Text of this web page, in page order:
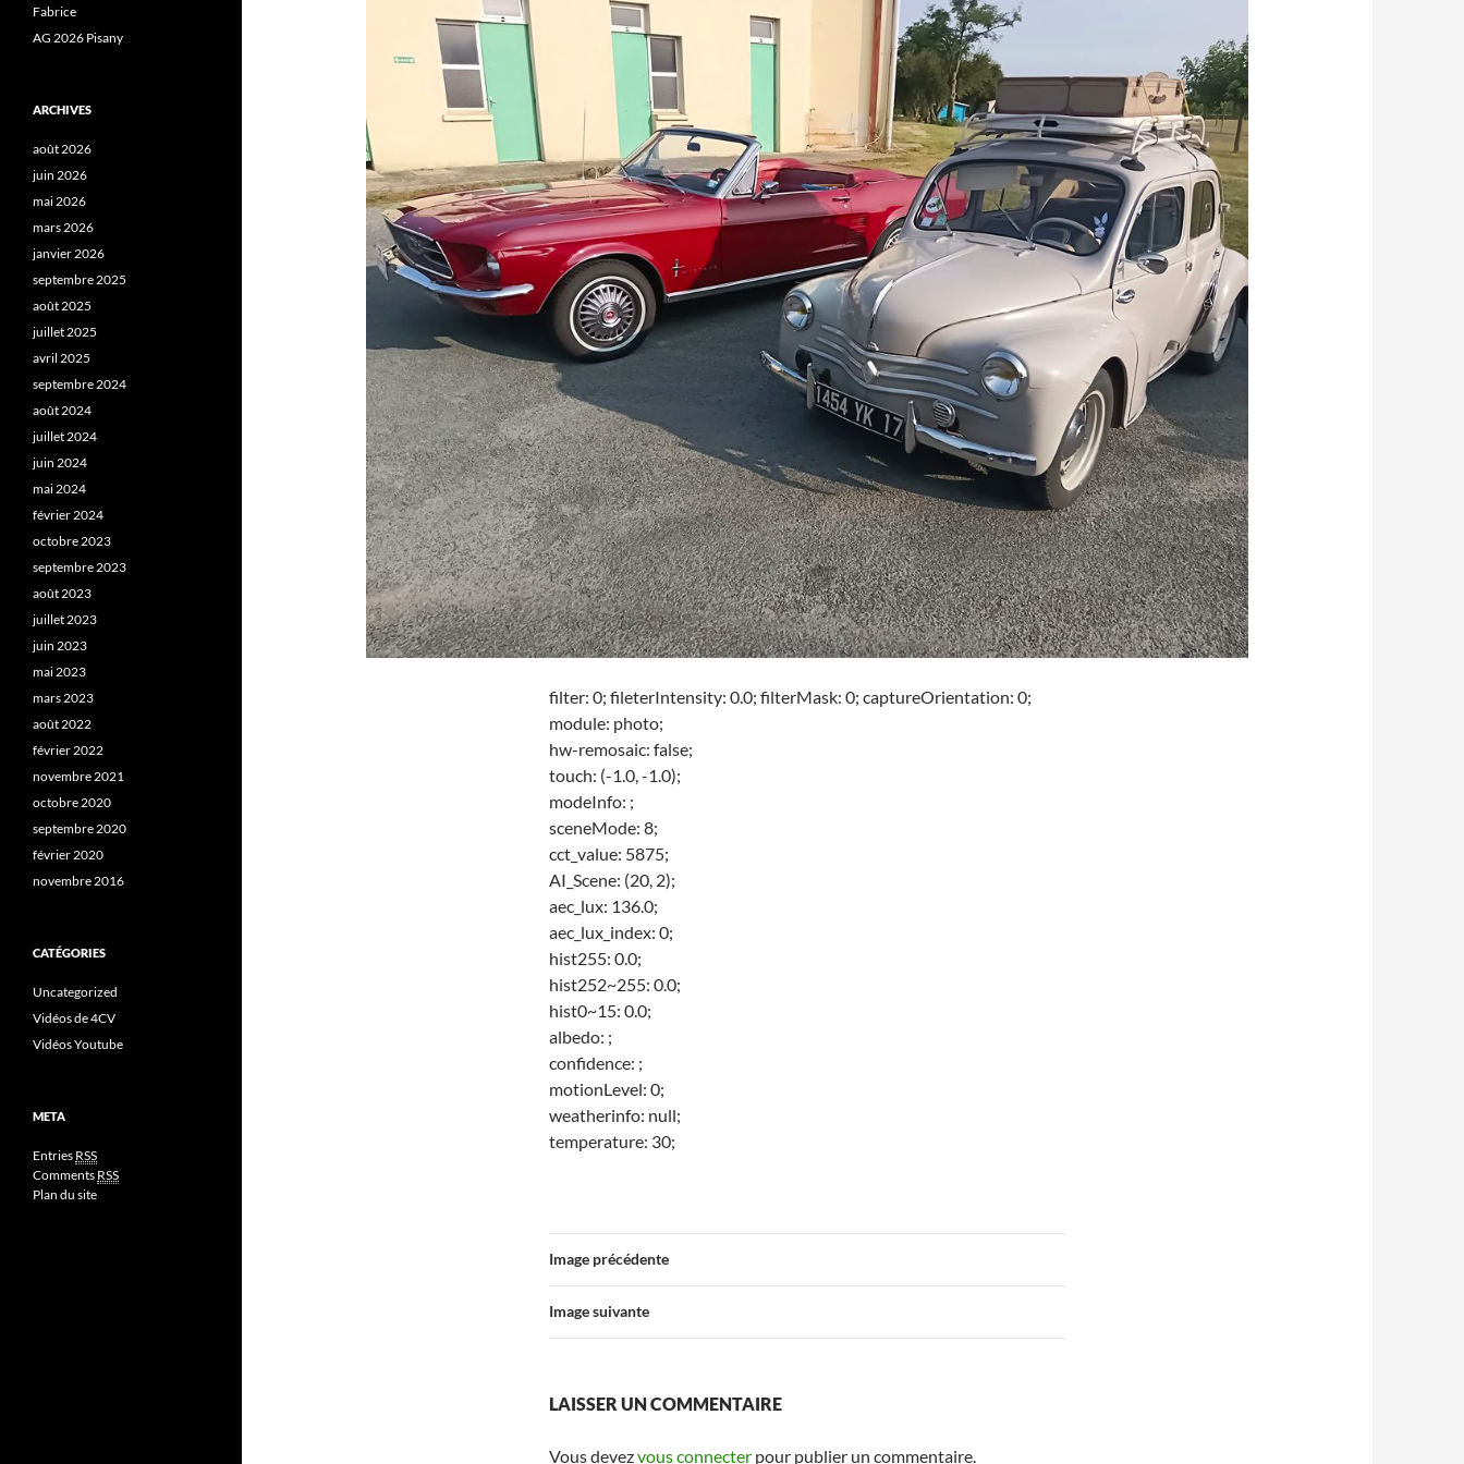
filter: 0; fileterIntensity: 0.0; filterMask: 0; captureOrientation: 0;
module: photo;
hw-remosaic: false;
touch: (-1.0, -1.0);
modeInfo: ;
sceneMode: 8;
cct_value: 5875;
AI_Scene: (20, 2);
aec_lux: 136.0;
aec_lux_index: 0;
hist255: 0.0;
hist252~255: 0.0;
hist0~15: 0.0;
albedo: ;
confidence: ;
motionLevel: 0;
weatherinfo: null;
temperature: 30;
Image précédente
Image suivante
LAISSER UN COMMENTAIRE
Vous devezvous connecter pour publier un commentaire.
Fabrice
AG 2026 Pisany
ARCHIVES
août 2026
juin 2026
mai 2026
mars 2026
janvier 2026
septembre 2025
août 2025
juillet 2025
avril 2025
septembre 2024
août 2024
juillet 2024
juin 2024
mai 2024
février 2024
octobre 2023
septembre 2023
août 2023
juillet 2023
juin 2023
mai 2023
mars 2023
août 2022
février 2022
novembre 2021
octobre 2020
septembre 2020
février 2020
novembre 2016
CATÉGORIES
Uncategorized
Vidéos de 4CV
Vidéos Youtube
META
Entries RSS
Comments RSS
Plan du site